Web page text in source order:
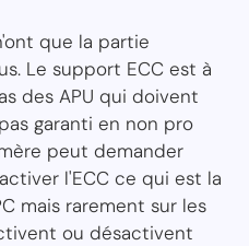
que la partie
Le support ECC est à
des APU qui doivent
garanti en non pro
peut demander
l'ECC ce qui est la
mais rarement sur les
ou désactivent